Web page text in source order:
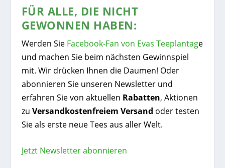
FÜR ALLE, DIE NICHT
GEWONNEN HABEN:
Werden Sie Facebook-Fan von Evas Teeplantage
und machen Sie beim nächsten Gewinnspiel
mit. Wir drücken Ihnen die Daumen! Oder
abonnieren Sie unseren Newsletter und
erfahren Sie von aktuellen Rabatten, Aktionen
zu Versandkostenfreiem Versand oder testen
Sie als erste neue Tees aus aller Welt.
Jetzt Newsletter abonnieren